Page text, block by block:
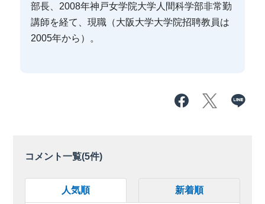
部長、2008年神戸女学院大学人間科学部非常勤
講師を経て、現職（大阪大学大学院招聘教員は
2005年から）。
コメント一覧(5件)
人気順 新着順